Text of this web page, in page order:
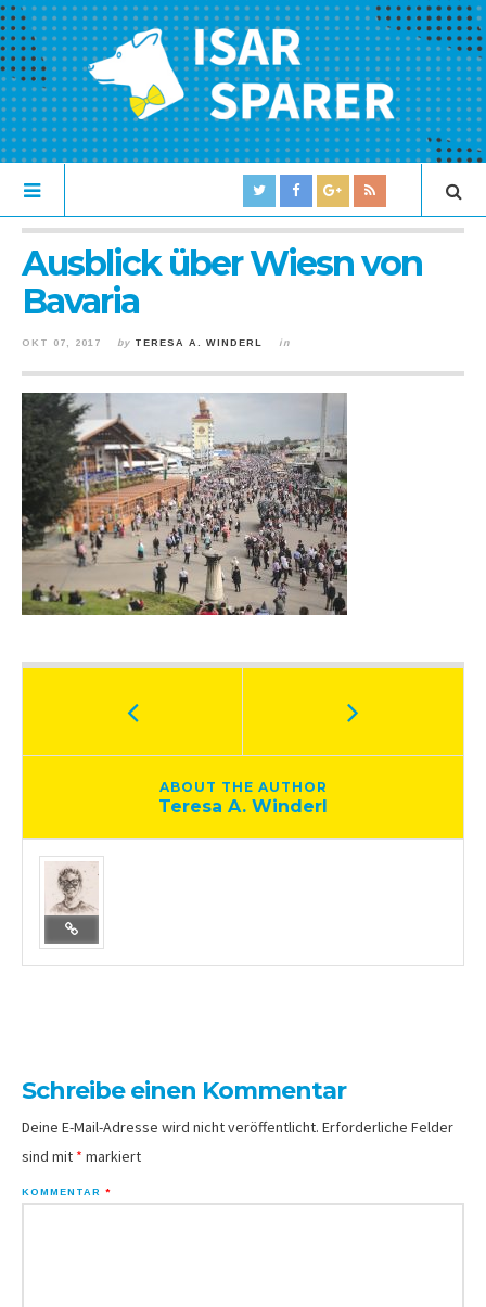
Ausblick über Wiesn von
Bavaria
OKT 07, 2017 by TERESA A. WINDERL in
ABOUT THE AUTHOR
Teresa A. Winderl
Schreibe einen Kommentar
Deine E-Mail-Adresse wird nicht veröffentlicht. Erforderliche Felder
sind mit * markiert
KOMMENTAR *